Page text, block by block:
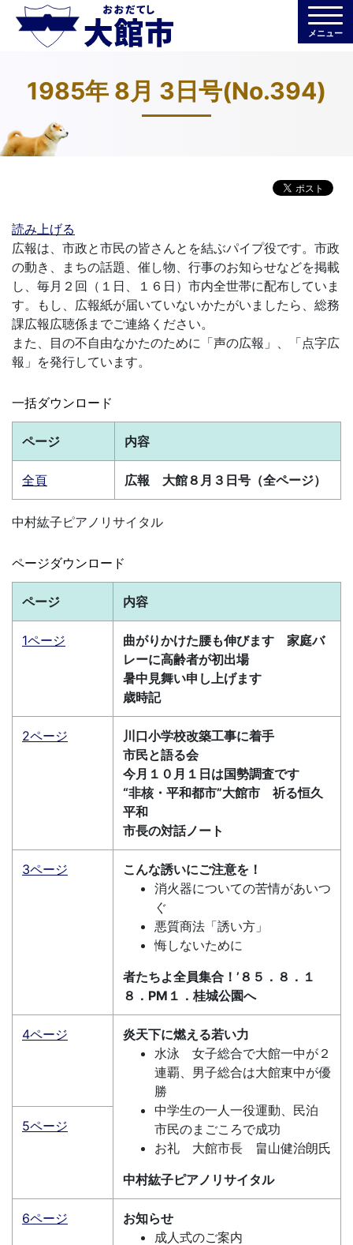
メニュー
1985年 8月 3日号(No.394)
読み上げる
広報は、市政と市民の皆さんとを結ぶパイプ役です。市政
の動き、まちの話題、催し物、行事のお知らせなどを掲載
し、毎月２回（１日、１６日）市内全世帯に配布していま
す。もし、広報紙が届いていないかたがいましたら、総務
課広報広聴係までご連絡ください。
また、目の不自由なかたのために「声の広報」、「点字広
報」を発行しています。
一括ダウンロード
ページ 内容
全頁 広報 大館８月３日号（全ページ）
中村紘子ピアノリサイタル
ページダウンロード
ページ 内容
1ページ
曲がりかけた腰も伸びます 家庭バ
レーに高齢者が初出場
暑中見舞い申し上げます
歳時記
2ページ
川口小学校改築工事に着手
市民と語る会
今月１０月１日は国勢調査です
“非核・平和都市”大館市 祈る恒久
平和
市長の対話ノート
3ページ
こんな誘いにご注意を！
消火器についての苦情があいつ
ぐ
悪質商法「誘い方」
悔しないために
者たちよ全員集合！’８５．８．１
８．PM１．桂城公園へ
4ページ
炎天下に燃える若い力
水泳 女子総合で大館一中が２
連覇、男子総合は大館東中が優
勝
中学生の一人一役運動、民泊
市民のまごころで成功
お礼 大館市長 畠山健治朗氏
中村紘子ピアノリサイタル
5ページ
6ページ
お知らせ
成人式のご案内